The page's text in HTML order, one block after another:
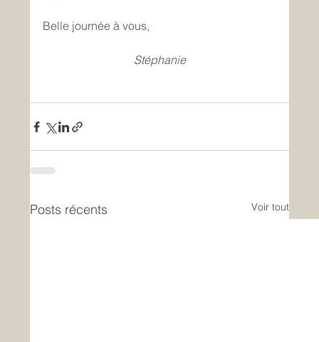
Belle journée à vous,
Stéphanie
Posts récents Voir tout